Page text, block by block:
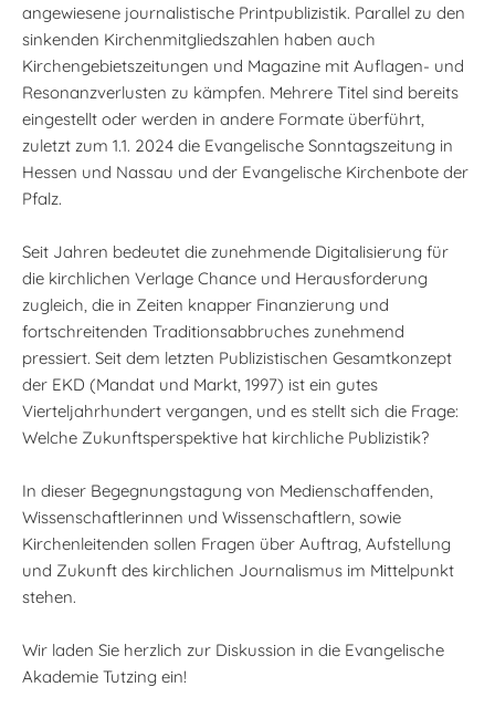
angewiesene journalistische Printpublizistik. Parallel zu den
sinkenden Kirchenmitgliedszahlen haben auch
Kirchengebietszeitungen und Magazine mit Auflagen- und
Resonanzverlusten zu kämpfen. Mehrere Titel sind bereits
eingestellt oder werden in andere Formate überführt,
zuletzt zum 1.1. 2024 die Evangelische Sonntagszeitung in
Hessen und Nassau und der Evangelische Kirchenbote der
Pfalz.
Seit Jahren bedeutet die zunehmende Digitalisierung für
die kirchlichen Verlage Chance und Herausforderung
zugleich, die in Zeiten knapper Finanzierung und
fortschreitenden Traditionsabbruches zunehmend
pressiert. Seit dem letzten Publizistischen Gesamtkonzept
der EKD (Mandat und Markt, 1997) ist ein gutes
Vierteljahrhundert vergangen, und es stellt sich die Frage:
Welche Zukunftsperspektive hat kirchliche Publizistik?
In dieser Begegnungstagung von Medienschaffenden,
Wissenschaftlerinnen und Wissenschaftlern, sowie
Kirchenleitenden sollen Fragen über Auftrag, Aufstellung
und Zukunft des kirchlichen Journalismus im Mittelpunkt
stehen.
Wir laden Sie herzlich zur Diskussion in die Evangelische
Akademie Tutzing ein!